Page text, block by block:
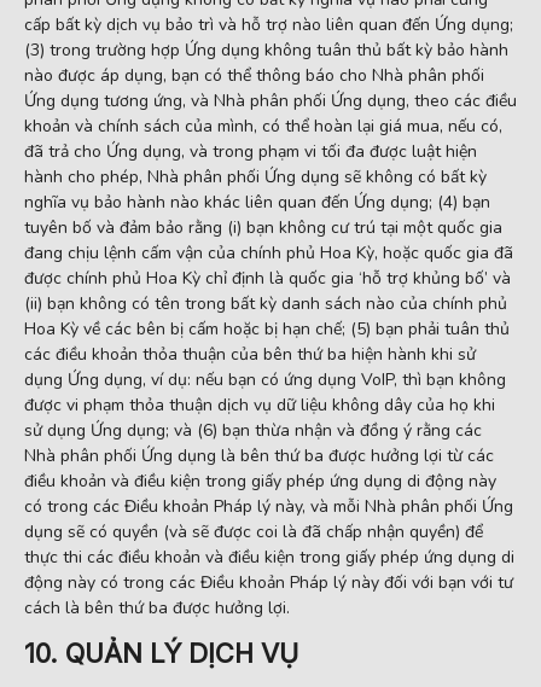
cấp bất kỳ dịch vụ bảo trì và hỗ trợ nào liên quan đến Ứng dụng;
(3) trong trường hợp Ứng dụng không tuân thủ bất kỳ bảo hành
nào được áp dụng, bạn có thể thông báo cho Nhà phân phối
Ứng dụng tương ứng, và Nhà phân phối Ứng dụng, theo các điều
khoản và chính sách của mình, có thể hoàn lại giá mua, nếu có,
đã trả cho Ứng dụng, và trong phạm vi tối đa được luật hiện
hành cho phép, Nhà phân phối Ứng dụng sẽ không có bất kỳ
nghĩa vụ bảo hành nào khác liên quan đến Ứng dụng; (4) bạn
tuyên bố và đảm bảo rằng (i) bạn không cư trú tại một quốc gia
đang chịu lệnh cấm vận của chính phủ Hoa Kỳ, hoặc quốc gia đã
được chính phủ Hoa Kỳ chỉ định là quốc gia ‘hỗ trợ khủng bố’ và
(ii) bạn không có tên trong bất kỳ danh sách nào của chính phủ
Hoa Kỳ về các bên bị cấm hoặc bị hạn chế; (5) bạn phải tuân thủ
các điều khoản thỏa thuận của bên thứ ba hiện hành khi sử
dụng Ứng dụng, ví dụ: nếu bạn có ứng dụng VoIP, thì bạn không
được vi phạm thỏa thuận dịch vụ dữ liệu không dây của họ khi
sử dụng Ứng dụng; và (6) bạn thừa nhận và đồng ý rằng các
Nhà phân phối Ứng dụng là bên thứ ba được hưởng lợi từ các
điều khoản và điều kiện trong giấy phép ứng dụng di động này
có trong các Điều khoản Pháp lý này, và mỗi Nhà phân phối Ứng
dụng sẽ có quyền (và sẽ được coi là đã chấp nhận quyền) để
thực thi các điều khoản và điều kiện trong giấy phép ứng dụng di
động này có trong các Điều khoản Pháp lý này đối với bạn với tư
cách là bên thứ ba được hưởng lợi.
10. QUẢN LÝ DỊCH VỤ